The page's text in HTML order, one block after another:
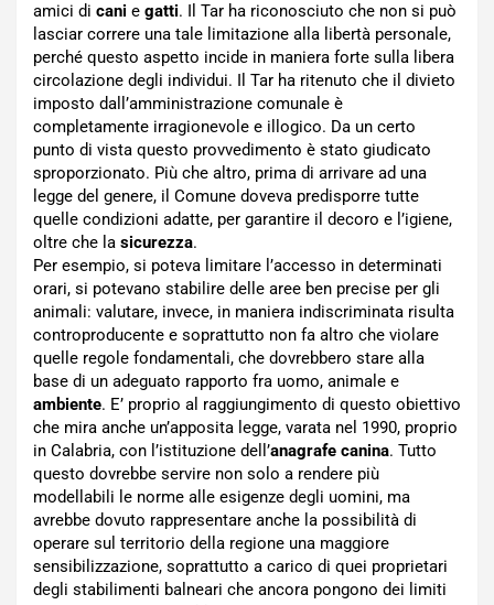
amici di cani e gatti. Il Tar ha riconosciuto che non si può
lasciar correre una tale limitazione alla libertà personale,
perché questo aspetto incide in maniera forte sulla libera
circolazione degli individui. Il Tar ha ritenuto che il divieto
imposto dall’amministrazione comunale è
completamente irragionevole e illogico. Da un certo
punto di vista questo provvedimento è stato giudicato
sproporzionato. Più che altro, prima di arrivare ad una
legge del genere, il Comune doveva predisporre tutte
quelle condizioni adatte, per garantire il decoro e l’igiene,
oltre che la sicurezza.
Per esempio, si poteva limitare l’accesso in determinati
orari, si potevano stabilire delle aree ben precise per gli
animali: valutare, invece, in maniera indiscriminata risulta
controproducente e soprattutto non fa altro che violare
quelle regole fondamentali, che dovrebbero stare alla
base di un adeguato rapporto fra uomo, animale e
ambiente. E’ proprio al raggiungimento di questo obiettivo
che mira anche un’apposita legge, varata nel 1990, proprio
in Calabria, con l’istituzione dell’anagrafe canina. Tutto
questo dovrebbe servire non solo a rendere più
modellabili le norme alle esigenze degli uomini, ma
avrebbe dovuto rappresentare anche la possibilità di
operare sul territorio della regione una maggiore
sensibilizzazione, soprattutto a carico di quei proprietari
degli stabilimenti balneari che ancora pongono dei limiti